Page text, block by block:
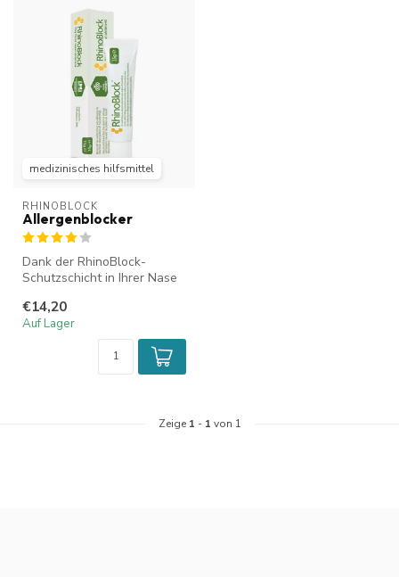
medizinisches hilfsmittel
RHINOBLOCK
Allergenblocker
Dank der RhinoBlock-
Schutzschicht in Ihrer Nase
Hausstaubmilben...
€14,20
Auf Lager
Zeige 1 - 1 von 1